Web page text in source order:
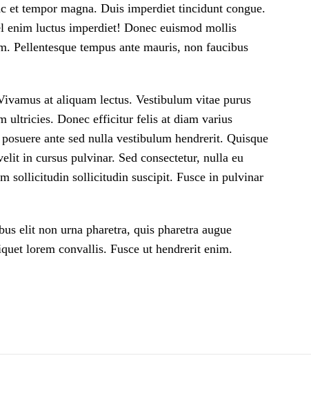
et tempor magna. Duis imperdiet tincidunt congue.
enim luctus imperdiet! Donec euismod mollis
Pellentesque tempus ante mauris, non faucibus
at aliquam lectus. Vestibulum vitae purus
ultricies. Donec efficitur felis at diam varius
ante sed nulla vestibulum hendrerit. Quisque
in cursus pulvinar. Sed consectetur, nulla eu
sollicitudin sollicitudin suscipit. Fusce in pulvinar
elit non urna pharetra, quis pharetra augue
lorem convallis. Fusce ut hendrerit enim.